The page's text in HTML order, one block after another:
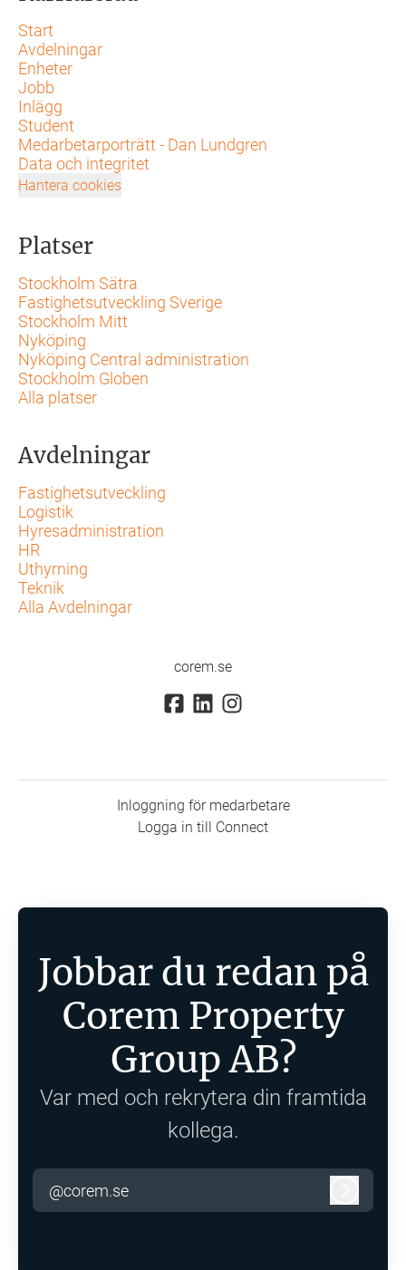
Start
Avdelningar
Enheter
Jobb
Inlägg
Student
Medarbetarporträtt - Dan Lundgren
Data och integritet
Hantera cookies
Platser
Stockholm Sätra
Fastighetsutveckling Sverige
Stockholm Mitt
Nyköping
Nyköping Central administration
Stockholm Globen
Alla platser
Avdelningar
Fastighetsutveckling
Logistik
Hyresadministration
HR
Uthyrning
Teknik
Alla Avdelningar
corem.se
Inloggning för medarbetare
Logga in till Connect
Jobbar du redan på
Corem Property
Group AB?
Var med och rekrytera din framtida
kollega.
@corem.se